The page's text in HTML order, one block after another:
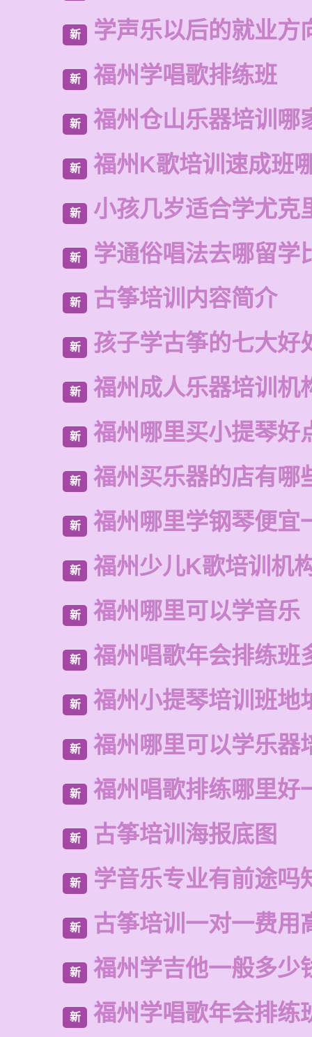
新 学声乐以后的就业方
新 福州学唱歌排练班
新 福州仓山乐器培训哪
新 福州K歌培训速成班
新 小孩几岁适合学尤克
新 学通俗唱法去哪留学
新 古筝培训内容简介
新 孩子学古筝的七大好
新 福州成人乐器培训机
新 福州哪里买小提琴好
新 福州买乐器的店有哪
新 福州哪里学钢琴便宜
新 福州少儿K歌培训机
新 福州哪里可以学音乐
新 福州唱歌年会排练班
新 福州小提琴培训班地
新 福州哪里可以学乐器
新 福州唱歌排练哪里好
新 古筝培训海报底图
新 学音乐专业有前途吗
新 古筝培训一对一费用
新 福州学吉他一般多少
新 福州学唱歌年会排练